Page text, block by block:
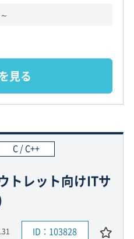
見る
C / C++
トレット向けITサ
ID：103828